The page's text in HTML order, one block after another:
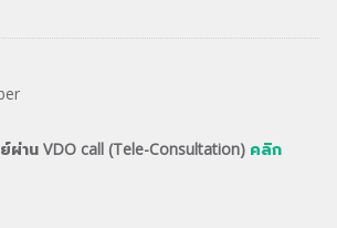
าน VDO call (Tele-Consultation) คลิก